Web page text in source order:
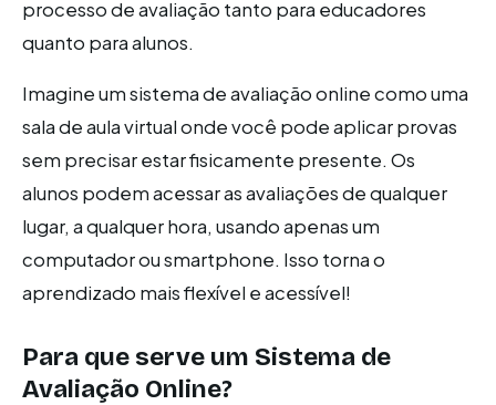
processo de avaliação tanto para educadores
quanto para alunos.
Imagine um sistema de avaliação online como uma
sala de aula virtual onde você pode aplicar provas
sem precisar estar fisicamente presente. Os
alunos podem acessar as avaliações de qualquer
lugar, a qualquer hora, usando apenas um
computador ou smartphone. Isso torna o
aprendizado mais flexível e acessível!
Para que serve um Sistema de
Avaliação Online?